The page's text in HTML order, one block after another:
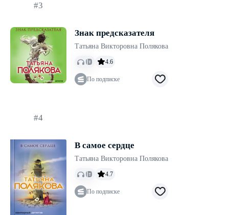
#3
Знак предсказателя
Татьяна Викторовна Полякова
4.6
По подписке
#4
В самое сердце
Татьяна Викторовна Полякова
4.7
По подписке